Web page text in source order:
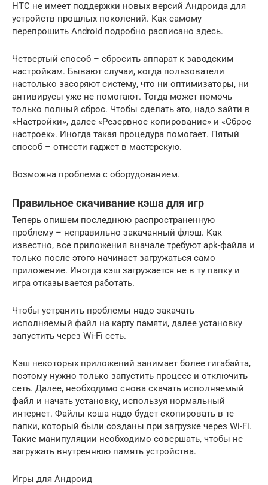
HTC не имеет поддержки новых версий Андроида для
устройств прошлых поколений. Как самому
перепрошить Android подробно расписано здесь.
Четвертый способ – сбросить аппарат к заводским
настройкам. Бывают случаи, когда пользователи
настолько засоряют систему, что ни оптимизаторы, ни
антивирусы уже не помогают. Тогда может помочь
только полный сброс. Чтобы сделать это, надо зайти в
«Настройки», далее «Резервное копирование» и «Сброс
настроек». Иногда такая процедура помогает. Пятый
способ – отнести гаджет в мастерскую.
Возможна проблема с оборудованием.
Правильное скачивание кэша для игр
Теперь опишем последнюю распространенную
проблему – неправильно закачанный флэш. Как
известно, все приложения вначале требуют apk-файла и
только после этого начинает загружаться само
приложение. Иногда кэш загружается не в ту папку и
игра отказывается работать.
Чтобы устранить проблемы надо закачать
исполняемый файл на карту памяти, далее установку
запустить через Wi-Fi сеть.
Кэш некоторых приложений занимает более гигабайта,
поэтому нужно только запустить процесс и отключить
сеть. Далее, необходимо снова скачать исполняемый
файл и начать установку, используя нормальный
интернет. Файлы кэша надо будет скопировать в те
папки, который были созданы при загрузке через Wi-Fi.
Такие манипуляции необходимо совершать, чтобы не
загружать внутреннюю память устройства.
Игры для Андроид